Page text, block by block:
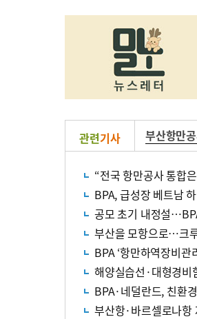
관련기사 부산항만
“전국 항만공사 통합
BPA, 급성장 베트남
공모 초기 내정설
부산을 모항으로…크
BPA ‘항만하역장비관
해양실습선·대형경비
BPA·네덜란드, 친환
부산항·바르셀로나항